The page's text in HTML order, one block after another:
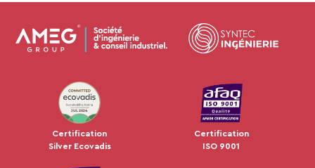
JUL 2024
Certification
Silver Ecovadis
Certification
ISO 9001